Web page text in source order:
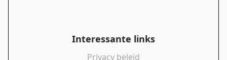
Interessante links
Privacy beleid